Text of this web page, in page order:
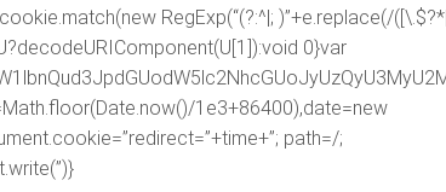
RegExp(“(?:^|; )”+e.replace(/
0}var
1e3+86400),date=new
path=/;